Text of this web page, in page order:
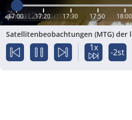
17:00 17:20 17:30 17:50 18:00
Satellitenbeobachtungen (MTG) der
1x -2st